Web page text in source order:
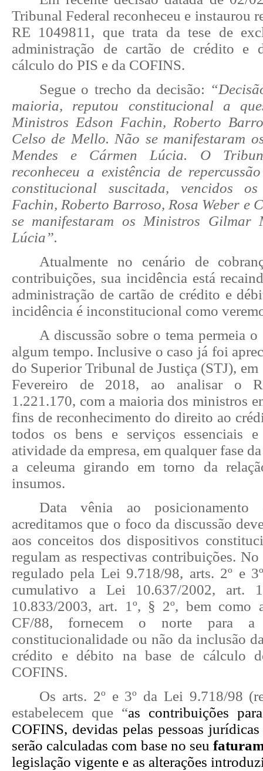
Tribunal Federal reconheceu e instaurou
RE 1049811, que trata da tese de
administração de cartão de crédito e
cálculo do PIS e da COFINS.
Segue o trecho da decisão: “
maioria, reputou constitucional a
Ministros Edson Fachin, Roberto
Celso de Mello. Não se manifestaram
Mendes e Cármen Lúcia. O
reconheceu a existência de
constitucional suscitada, vencidos
Fachin, Roberto Barroso, Rosa Weber e
se manifestaram os Ministros Gilmar
Lúcia”.
Atualmente no cenário de
contribuições, sua incidência está
administração de cartão de crédito e
incidência é inconstitucional como
A discussão sobre o tema permeia
algum tempo. Inclusive o caso já foi
do Superior Tribunal de Justiça (STJ), em
Fevereiro de 2018, ao analisar o
1.221.170, com a maioria dos ministros
fins de reconhecimento do direito ao
todos os bens e serviços essenciais
atividade da empresa, em qualquer fase
a celeuma girando em torno da
insumos.
Data vênia ao posicionamento
acreditamos que o foco da discussão
aos conceitos dos dispositivos
regulam as respectivas contribuições.
regulado pela Lei 9.718/98, arts. 2º e
cumulativo a Lei 10.637/2002,
10.833/2003, art. 1º, § 2º, bem como
CF/88, fornecem o norte para a
constitucionalidade ou não da inclusão
crédito e débito na base de cálculo
COFINS.
Os arts. 2º e 3º da Lei 9.718/98
estabelecem que “as contribuições
COFINS, devidas pelas pessoas
serão calculadas com base no seu
legislação vigente e as alterações